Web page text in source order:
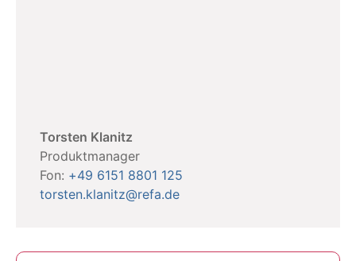
Torsten Klanitz
Produktmanager
Fon: +49 6151 8801 125
torsten.klanitz@refa.de